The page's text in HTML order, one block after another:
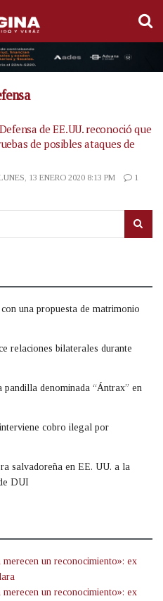
de EE.UU. reconoció que
de posibles ataques de
13 ENERO 2020 8:13 PM 1
una propuesta de matrimonio
relaciones bilaterales durante
denominada “Ántrax” en
cobro ilegal por
salvadoreña en EE. UU. a la
DUI
un reconocimiento»: ex
un reconocimiento»: ex